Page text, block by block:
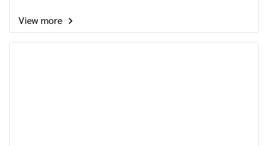
View more